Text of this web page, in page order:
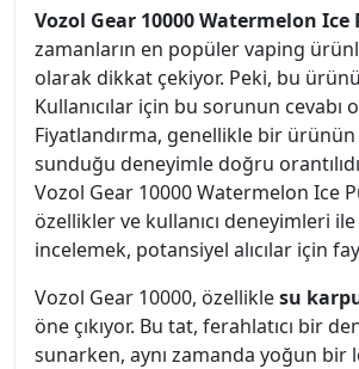
Vozol Gear 10000 Watermelon Ice
zamanların en popüler vaping
olarak dikkat çekiyor. Peki, bu
Kullanıcılar için bu sorunun cevabı
Fiyatlandırma, genellikle bir
sunduğu deneyimle doğru
Vozol Gear 10000 Watermelon Ice
özellikler ve kullanıcı deneyimleri
incelemek, potansiyel alıcılar için
Vozol Gear 10000, özelliklesu
öne çıkıyor. Bu tat, ferahlatıcı bir
sunarken, aynı zamanda yoğun bir